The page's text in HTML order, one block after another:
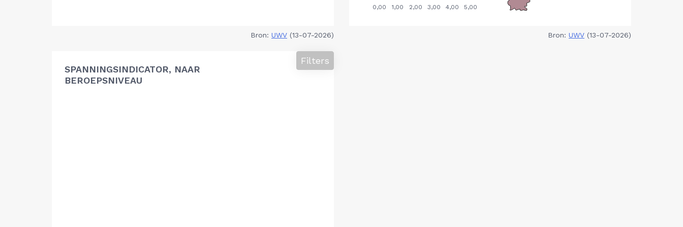
Bron: UWV (13-07-2026) Bron: UWV (13-07-2026)
SPANNINGSINDICATOR, NAAR
BEROEPSNIVEAU
Filters